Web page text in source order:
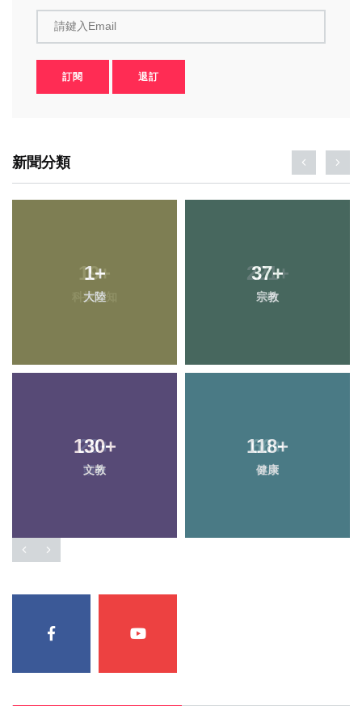
請鍵入Email
訂閱 退訂
新聞分類
1+
大陸
37+
宗教
130+
文教
118+
健康
19+
科技新知
221+
社會
28+
頭條
66+
專欄